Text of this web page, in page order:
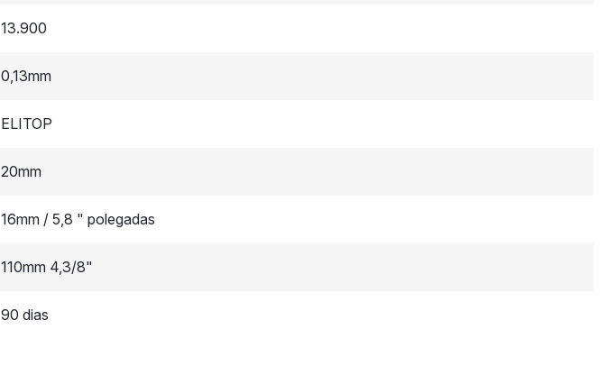
13.900
0,13mm
ELITOP
20mm
16mm / 5,8 " polegadas
110mm 4,3/8"
90 dias